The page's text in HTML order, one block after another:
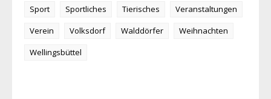
Sport
Sportliches Tierisches
Veranstaltungen
Verein
Volksdorf Walddörfer
Weihnachten
Wellingsbüttel